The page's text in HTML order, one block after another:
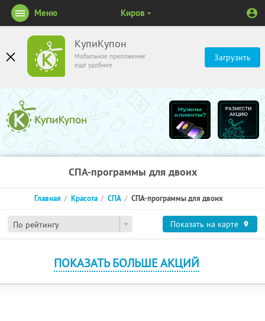
КупиКупон
Мобильное приложение
ещё удобнее
Загрузить
Меню Киров
СПА-программы для двоих
По рейтингу
Главная Красота СПА СПА-программы для двоих
Показать на карте
ПОКАЗАТЬ БОЛЬШЕ АКЦИЙ